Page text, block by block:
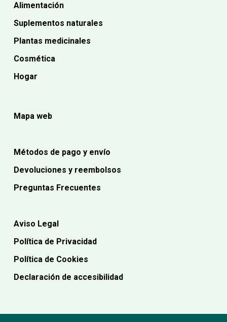
Alimentación
Suplementos naturales
Plantas medicinales
Cosmética
Hogar
Mapa web
Métodos de pago y envío
Devoluciones y reembolsos
Preguntas Frecuentes
Aviso Legal
Política de Privacidad
Política de Cookies
Declaración de accesibilidad